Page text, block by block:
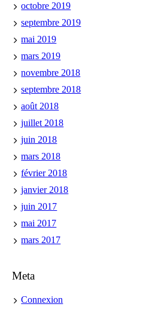
octobre 2019
septembre 2019
mai 2019
mars 2019
novembre 2018
septembre 2018
août 2018
juillet 2018
juin 2018
mars 2018
février 2018
janvier 2018
juin 2017
mai 2017
mars 2017
Meta
Connexion